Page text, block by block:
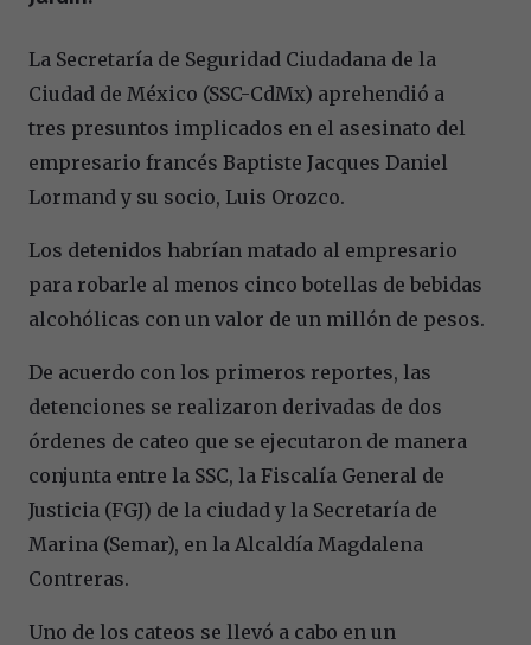
La Secretaría de Seguridad Ciudadana de la
Ciudad de México (SSC-CdMx) aprehendió a
tres presuntos implicados en el asesinato del
empresario francés Baptiste Jacques Daniel
Lormand y su socio, Luis Orozco.
Los detenidos habrían matado al empresario
para robarle al menos cinco botellas de bebidas
alcohólicas con un valor de un millón de pesos.
De acuerdo con los primeros reportes, las
detenciones se realizaron derivadas de dos
órdenes de cateo que se ejecutaron de manera
conjunta entre la SSC, la Fiscalía General de
Justicia (FGJ) de la ciudad y la Secretaría de
Marina (Semar), en la Alcaldía Magdalena
Contreras.
Uno de los cateos se llevó a cabo en un